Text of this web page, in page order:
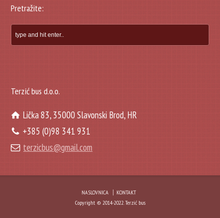
Pretražite:
Terzić bus d.o.o.
Lička 83, 35000 Slavonski Brod, HR
+385 (0)98 341 931
terzicbus@gmail.com
NASLOVNICA
KONTAKT
Copyright © 2014-2022. Terzić bus